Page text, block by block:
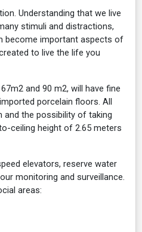
Understanding that we live
stimuli and distractions,
become important aspects of
to live the life you
and 90 m2, will have fine
porcelain floors. All
and the possibility of taking
ceiling height of 2.65 meters
elevators, reserve water
monitoring and surveillance.
areas: